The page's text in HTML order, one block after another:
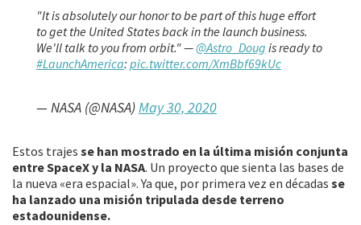
"It is absolutely our honor to be part of this huge effort
to get the United States back in the launch business.
We'll talk to you from orbit." —@Astro_Doug is ready to
#LaunchAmerica: pic.twitter.com/XmBbf69kUc
— NASA (@NASA)May 30, 2020
Estos trajes se han mostrado en la última misión conjunta
entre SpaceX y la NASA. Un proyecto que sienta las bases de
la nueva «era espacial». Ya que, por primera vez en décadas se
ha lanzado una misión tripulada desde terreno
estadounidense.